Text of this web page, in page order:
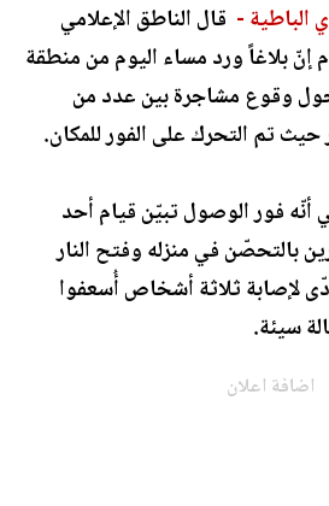
الباطية - قال الناطق الإعلامي
إنّ بلاغاً ورد مساء اليوم من منطقة
وقوع مشاجرة بين عدد من
تم التحرك على الفور للمكان.
أنّه فور الوصول تبيّن قيام أحد
بالتحصّن في منزله وفتح النار
لإصابة ثلاثة أشخاص أُسعفوا
سيئة.
اضافة اعلان